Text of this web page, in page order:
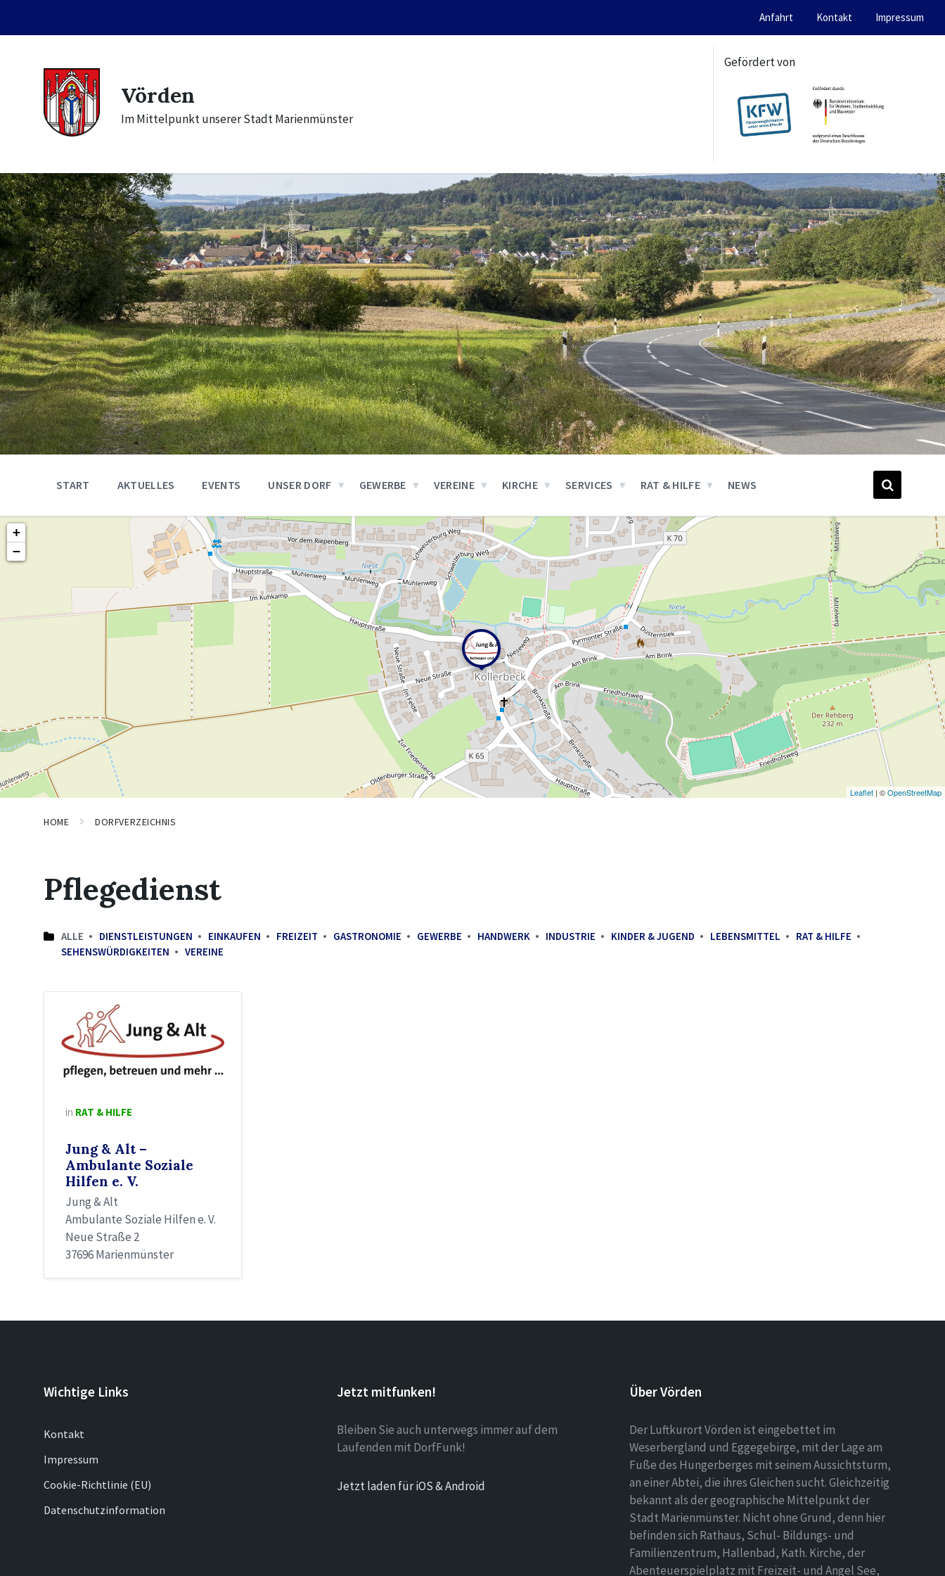
content
main
footer
Anfahrt Kontakt Impressum
Vörden
Im Mittelpunkt unserer Stadt Marienmünster
Gefördert von
START AKTUELLES EVENTS UNSER DORF GEWERBE VEREINE KIRCHE SERVICES RAT & HILFE NEWS
+
−
Leaflet | ©OpenStreetMap
HOME DORFVERZEICHNIS
Pflegedienst
ALLE DIENSTLEISTUNGEN EINKAUFEN FREIZEIT GASTRONOMIE GEWERBE HANDWERK INDUSTRIE KINDER & JUGEND LEBENSMITTEL
RAT & HILFE
SEHENSWÜRDIGKEITEN
VEREINE
in RAT & HILFE
Jung & Alt –
Ambulante Soziale
Hilfen e. V.
Jung & Alt
Ambulante Soziale Hilfen e. V.
Neue Straße 2
37696 Marienmünster
Wichtige Links
Kontakt
Impressum
Cookie-Richtlinie (EU)
Datenschutzinformation
Jetzt mitfunken!
Bleiben Sie auch unterwegs immer auf dem
Laufenden mit DorfFunk!
Jetzt laden für iOS & Android
Über Vörden
Der Luftkurort Vörden ist eingebettet im
Weserbergland und Eggegebirge, mit der Lage am
Fuße des Hungerberges mit seinem Aussichtsturm,
an einer Abtei, die ihres Gleichen sucht. Gleichzeitig
bekannt als der geographische Mittelpunkt der
Stadt Marienmünster. Nicht ohne Grund, denn hier
befinden sich Rathaus, Schul- Bildungs- und
Familienzentrum, Hallenbad, Kath. Kirche, der
Abenteuerspielplatz mit Freizeit- und Angel See,